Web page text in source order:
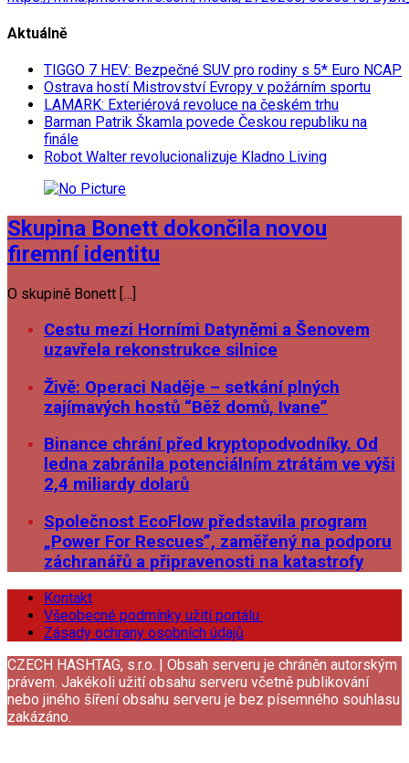
Aktuálně
TIGGO 7 HEV: Bezpečné SUV pro rodiny s 5* Euro NCAP
Ostrava hostí Mistrovství Evropy v požárním sportu
LAMARK: Exteriérová revoluce na českém trhu
Barman Patrik Škamla povede Českou republiku na
finále
Robot Walter revolucionalizuje Kladno Living
Skupina Bonett dokončila novou
firemní identitu
O skupině Bonett […]
Cestu mezi Horními Datyněmi a Šenovem
uzavřela rekonstrukce silnice
Živě: Operaci Naděje – setkání plných
zajímavých hostů “Běž domů, Ivane”
Binance chrání před kryptopodvodníky. Od
ledna zabránila potenciálním ztrátám ve výši
2,4 miliardy dolarů
Společnost EcoFlow představila program
„Power For Rescues”, zaměřený na podporu
záchranářů a připravenosti na katastrofy
Kontakt
Všeobecné podmínky užití portálu
Zásady ochrany osobních údajů
CZECH HASHTAG, s.r.o. | Obsah serveru je chráněn autorským
právem. Jakékoli užití obsahu serveru včetně publikování
nebo jiného šíření obsahu serveru je bez písemného souhlasu
zakázáno.